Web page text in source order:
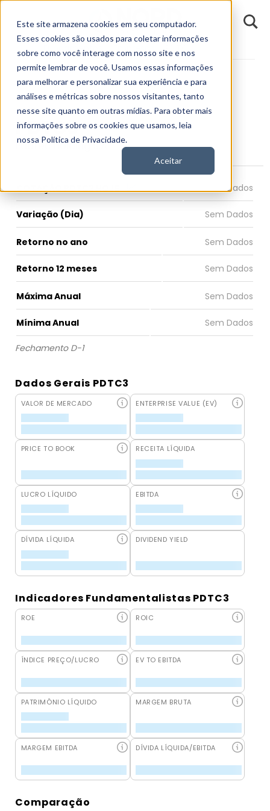
Este site armazena cookies em seu computador.
Esses cookies são usados para coletar informações
sobre como você interage com nosso site e nos
permite lembrar de você. Usamos essas informações
para melhorar e personalizar sua experiência e para
análises e métricas sobre nossos visitantes, tanto
nesse site quanto em outras mídias. Para obter mais
informações sobre os cookies que usamos, leia
nossa Política de Privacidade.
Aceitar
Fundamentos PDTC3
PDTC3
Padtec Holding S.A.
COTAÇÃO PDTC3 HOJE
Variação (Dia)
Retorno no ano
Retorno 12 meses
Máxima Anual
Mínima Anual
Fechamento D-1
Dados Gerais PDTC3
VALOR DE MERCADO ENTERPRISE VALUE (EV)
PRICE TO BOOK RECEITA LÍQUIDA
LUCRO LÍQUIDO EBITDA
DÍVIDA LÍQUIDA DIVIDEND YIELD
Indicadores Fundamentalistas PDTC3
ROE ROIC
ÍNDICE PREÇO/LUCRO EV TO EBITDA
PATRIMÔNIO LÍQUIDO MARGEM BRUTA
MARGEM EBITDA DÍVIDA LÍQUIDA/EBITDA
Comparação